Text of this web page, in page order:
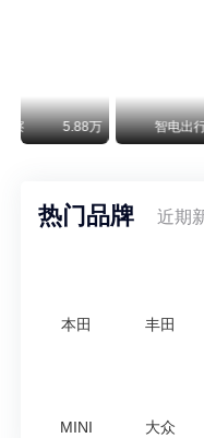
智电出行 8.54万
热门品牌 近期
本田 丰田
MINI 大众